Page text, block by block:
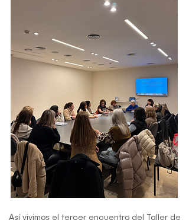
Así vivimos el tercer encuentro del Taller de